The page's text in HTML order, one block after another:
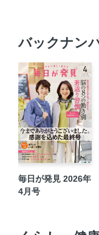
バックナン
毎日が発見 2026年
4月号